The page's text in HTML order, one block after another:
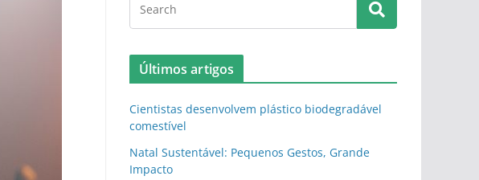
Últimos artigos
Cientistas desenvolvem plástico biodegradável
comestível
Natal Sustentável: Pequenos Gestos, Grande
Impacto